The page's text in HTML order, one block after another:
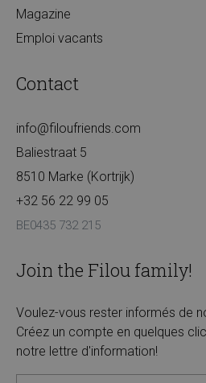
Magazine
Emploi vacants
Contact
info@filoufriends.com
Baliestraat 5
8510 Marke (Kortrijk)
+32 56 22 99 05
BE0435 732 215
Join the Filou family!
Voulez-vous rester informés de
Créez un compte en quelques
notre lettre d'information!